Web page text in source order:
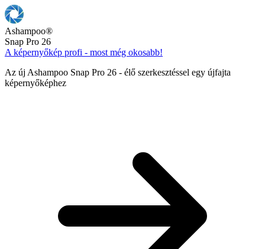
Ashampoo®
Snap Pro 26
A képernyőkép profi - most még okosabb!
Az új Ashampoo Snap Pro 26 - élő szerkesztéssel egy újfajta
képernyőképhez